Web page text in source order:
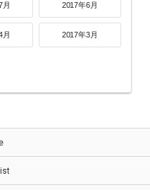
月 2017年6月
月 2017年3月